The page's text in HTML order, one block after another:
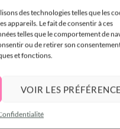
des technologies telles que les
appareils. Le fait de consentir à ces
telles que le comportement de
ou de retirer son
et fonctions.
VOIR LES
Tu ressens
d’émotions
canaliser et
Tu veux
commencer
vraiment,